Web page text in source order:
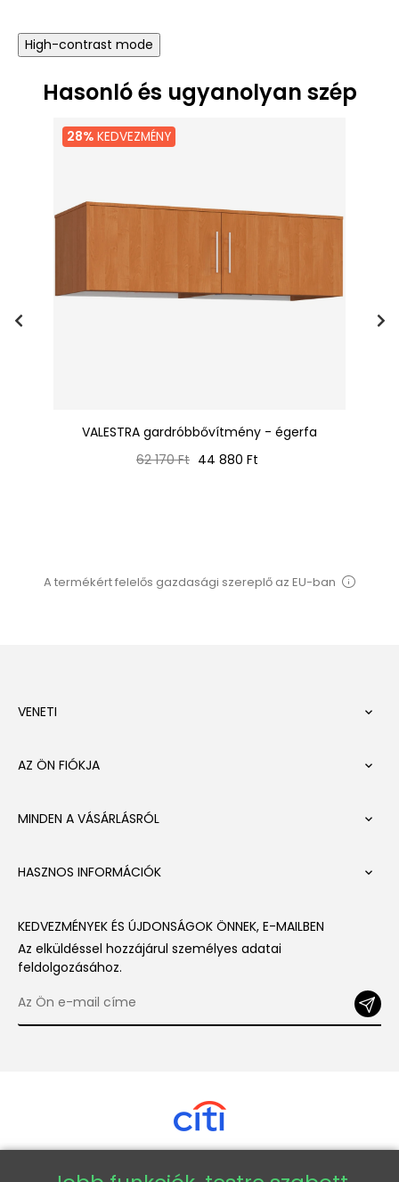
High-contrast mode
Hasonló és ugyanolyan szép
28% KEDVEZMÉNY
VALESTRA gardróbbővítmény - égerfa
Normál
62 170 Ft Ár
44 880 Ft
A termékért felelős gazdasági szereplő az EU-ban
VENETI 
AZ ÖN FIÓKJA 
MINDEN A VÁSÁRLÁSRÓL 
HASZNOS INFORMÁCIÓK 
KEDVEZMÉNYEK ÉS ÚJDONSÁGOK ÖNNEK, E-MAILBEN
Az elküldéssel hozzájárul személyes adatai
feldolgozásához.